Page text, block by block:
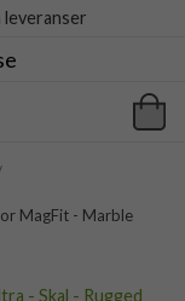
leveranser
MagFit - Marble